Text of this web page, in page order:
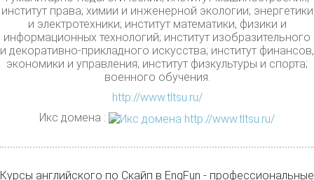
институт права; химии и инженерной экологии; энергетики
и электротехники; институт математики, физики и
информационных технологий; институт изобразительного
и декоративно-прикладного искусства; институт финансов,
экономики и управления; институт физкультуры и спорта;
военного обучения.
http://www.tltsu.ru/
Икс домена :
Курсы английского по Скайп в EngFun - профессиональные